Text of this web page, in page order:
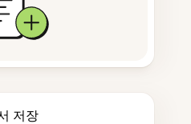
저장